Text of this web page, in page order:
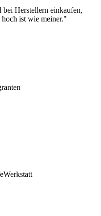
bei Herstellern einkaufen,
ist wie meiner."